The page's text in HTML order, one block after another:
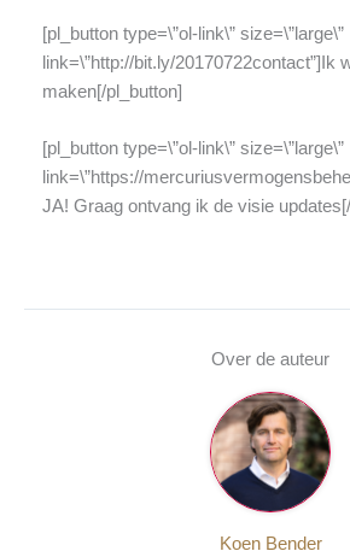
[pl_button type=\”ol-link\” size=\”large\”
link=\”http://bit.ly/20170722contact”]Ik
maken[/pl_button]
[pl_button type=\”ol-link\” size=\”large\”
link=\”https://
JA! Graag ontvang ik de visie
Over de auteur
Koen Bender